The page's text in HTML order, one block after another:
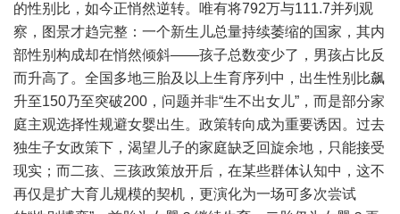
的性别比，如今正悄然逆转。唯有将792万与111.7并列观
察，图景才趋完整：一个新生儿总量持续萎缩的国家，其内
部性别构成却在悄然倾斜——孩子总数变少了，男孩占比反
而升高了。全国多地三胎及以上生育序列中，出生性别比飙
升至150乃至突破200，问题并非“生不出女儿”，而是部分家
庭主观选择性规避女婴出生。政策转向成为重要诱因。过去
独生子女政策下，渴望儿子的家庭缺乏回旋余地，只能接受
现实；而二孩、三孩政策放开后，在某些群体认知中，这不
再仅是扩大育儿规模的契机，更演化为一场可多次尝试